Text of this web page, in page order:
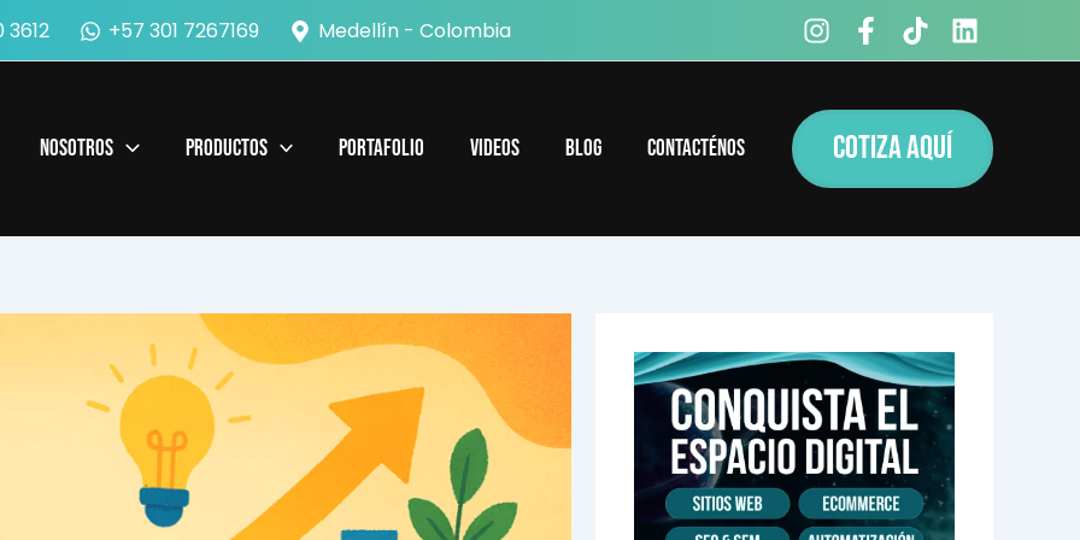
+57 301 7267169 Medellín - Colombia
Nosotros Productos Portafolio Videos Blog Contacténos COTIZA AQUÍ